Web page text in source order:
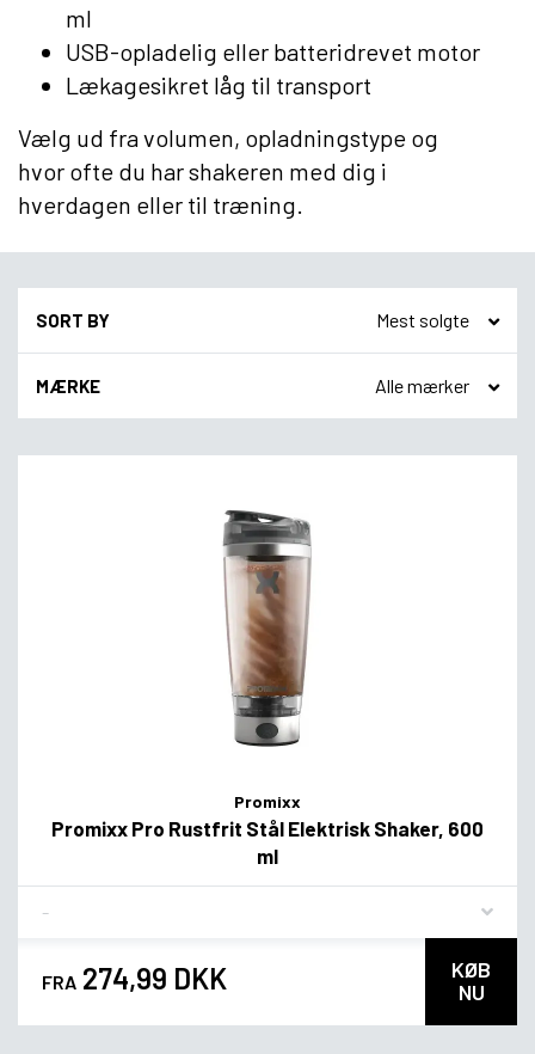
ml
USB-opladelig eller batteridrevet motor
Lækagesikret låg til transport
Vælg ud fra volumen, opladningstype og
hvor ofte du har shakeren med dig i
hverdagen eller til træning.
SORT BY
MÆRKE
Promixx
Promixx Pro Rustfrit Stål Elektrisk Shaker, 600
ml
FRA 274,99 DKK
KØB
NU